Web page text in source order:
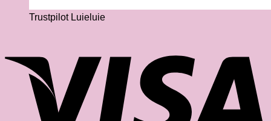
Trustpilot Luieluie